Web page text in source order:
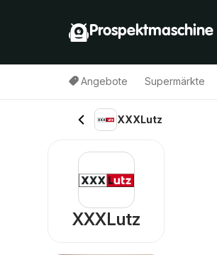
Prospektmaschine
Angebote Supermärkte
XXXLutz
XXXLutz